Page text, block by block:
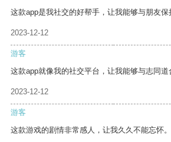
这款app是我社交的好帮手，让我能够与朋友保
2023-12-12
游客
这款app就像我的社交平台，让我能够与志同道
2023-12-12
游客
这款游戏的剧情非常感人，让我久久不能忘怀。